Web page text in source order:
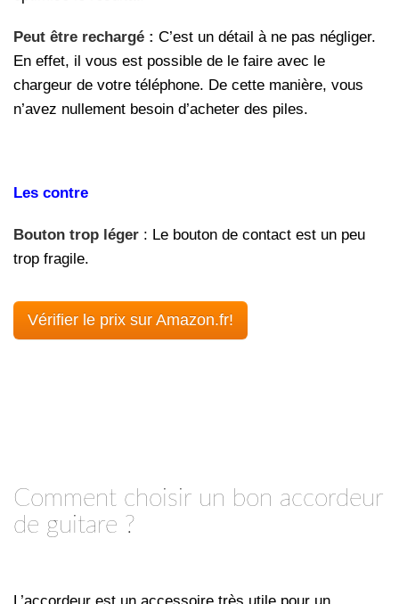
Peut être rechargé : C’est un détail à ne pas négliger.
En effet, il vous est possible de le faire avec le
chargeur de votre téléphone. De cette manière, vous
n’avez nullement besoin d’acheter des piles.
Les contre
Bouton trop léger : Le bouton de contact est un peu
trop fragile.
Vérifier le prix sur Amazon.fr!
Comment choisir un bon accordeur
de guitare ?